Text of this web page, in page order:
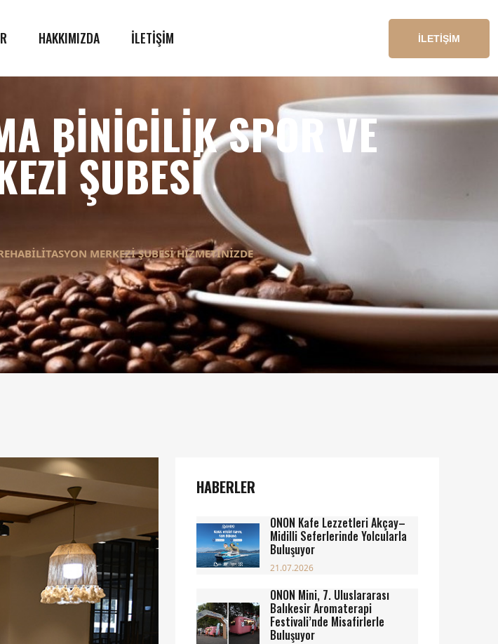
HAKKIMIZDA İLETİŞİM İLETİŞİM
BINICILIK SPOR VE
ŞUBESI
MERKEZI ŞUBESI HIZMETINIZDE
HABERLER
ONON Kafe Lezzetleri Akçay–
Midilli Seferlerinde Yolcularla
Buluşuyor
21.07.2026
ONON Mini, 7. Uluslararası
Balıkesir Aromaterapi
Festivali’nde Misafirlerle
Buluşuyor